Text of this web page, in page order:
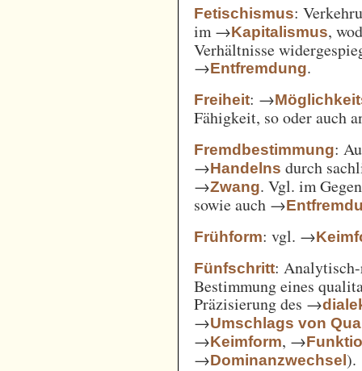
Fetischismus:
im →Kapitalismus,
Verhältnisse
→Entfremdung.
Freiheit: →
Fähigkeit, so oder auch
Fremdbestimmung:
→Handelns durch
→Zwang. Vgl. im
sowie auch →
Frühform: vgl. →
Fünfschritt:
Bestimmung eines
Präzisierung des →
→Umschlags von
→Keimform, →
→Dominanzwechsel).